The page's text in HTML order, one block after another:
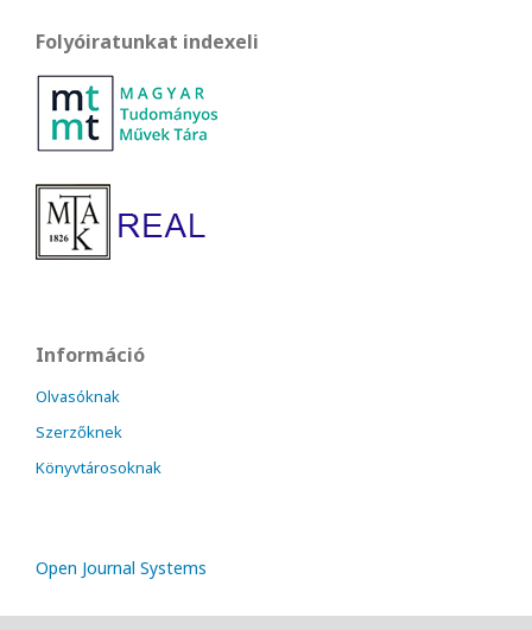
Folyóiratunkat indexeli
Információ
Olvasóknak
Szerzőknek
Könyvtárosoknak
Open Journal Systems